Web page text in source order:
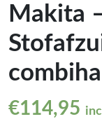
Makita
€114,95